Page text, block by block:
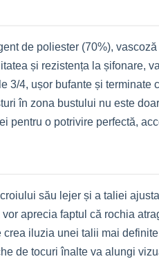
de poliester (70%),
și rezistența la șifonare,
3/4, ușor bufante și terminate
în zona bustului nu este
pentru o potrivire perfectă,
său lejer și a taliei
aprecia faptul că rochia
iluzia unei talii mai
de tocuri înalte va alungi